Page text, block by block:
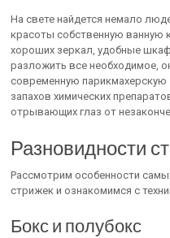
На свете найдется немало
красоты собственную ванную
хороших зеркал, удобные
разложить все необходимое,
современную парикмахерскую
запахов химических
отрывающих глаз от
Разновидности
Рассмотрим особенности
стрижек и ознакомимся с
Бокс и полубокс